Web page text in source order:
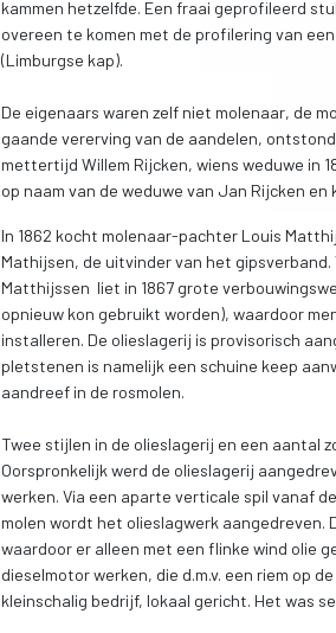
kammen hetzelfde. Een fraai geprofileerd
overeen te komen met de profilering van
(Limburgse kap).
De eigenaars waren zelf niet molenaar, de
gaande vererving van de aandelen,
mettertijd Willem Rijcken, wiens weduwe in
op naam van de weduwe van Jan Rijcken
In 1862 kocht molenaar-pachter Louis
Mathijsen, de uitvinder van het
Matthijssen liet in 1867 grote
opnieuw kon gebruikt worden), waardoor
installeren. De olieslagerij is provisorisch
pletstenen is namelijk een schuine keep
aandreef in de rosmolen.
Twee stijlen in de olieslagerij en een aantal
Oorspronkelijk werd de olieslagerij
werken. Via een aparte verticale spil vanaf
molen wordt het olieslagwerk aangedreven.
waardoor er alleen met een flinke wind olie
dieselmotor werken, die d.m.v. een riem op
kleinschalig bedrijf, lokaal gericht. Het was